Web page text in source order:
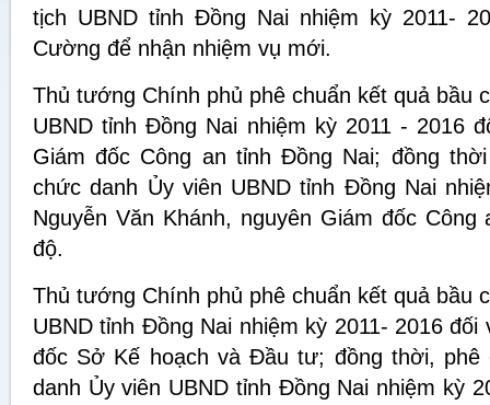
tịch UBND tỉnh Đồng Nai nhiệm kỳ 2011-
Cường để nhận nhiệm vụ mới.
Thủ tướng Chính phủ phê chuẩn kết quả bầu
UBND tỉnh Đồng Nai nhiệm kỳ 2011 - 2016
Giám đốc Công an tỉnh Đồng Nai; đồng
chức danh Ủy viên UBND tỉnh Đồng Nai
Nguyễn Văn Khánh, nguyên Giám đốc
độ.
Thủ tướng Chính phủ phê chuẩn kết quả bầu
UBND tỉnh Đồng Nai nhiệm kỳ 2011- 2016
đốc Sở Kế hoạch và Đầu tư; đồng thời, phê
danh Ủy viên UBND tỉnh Đồng Nai nhiệm kỳ